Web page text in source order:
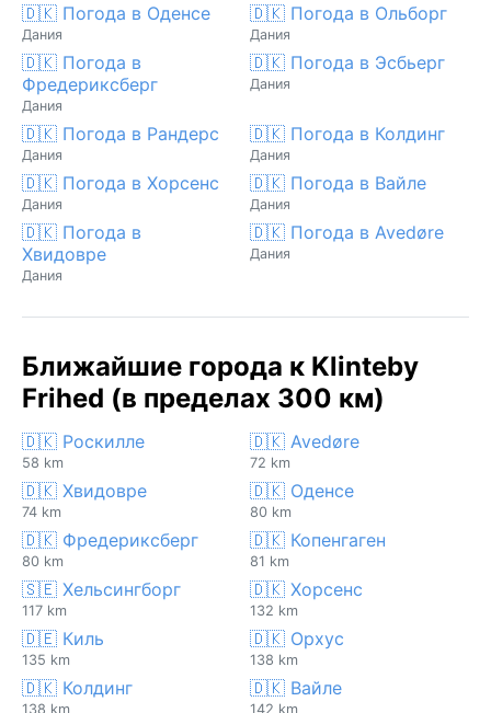
🇩🇰 Погода в Оденсе
Дания
🇩🇰 Погода в Ольборг
Дания
🇩🇰 Погода в
Фредериксберг
Дания
🇩🇰 Погода в Эсбьерг
Дания
🇩🇰 Погода в Рандерс
Дания
🇩🇰 Погода в Колдинг
Дания
🇩🇰 Погода в Хорсенс
Дания
🇩🇰 Погода в Вайле
Дания
🇩🇰 Погода в
Хвидовре
Дания
🇩🇰 Погода в Avedøre
Дания
Ближайшие города к Klinteby
Frihed (в пределах 300 км)
🇩🇰 Роскилле
58 km
🇩🇰 Avedøre
72 km
🇩🇰 Хвидовре
74 km
🇩🇰 Оденсе
80 km
🇩🇰 Фредериксберг
80 km
🇩🇰 Копенгаген
81 km
🇸🇪 Хельсингборг
117 km
🇩🇰 Хорсенс
132 km
🇩🇪 Киль
135 km
🇩🇰 Орхус
138 km
🇩🇰 Колдинг
138 km
🇩🇰 Вайле
142 km